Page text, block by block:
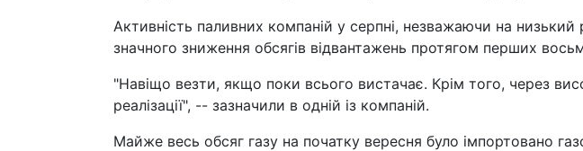
Активність паливних компаній у серпні, незважаючи на низький
значного зниження обсягів відвантажень протягом перших
"Навіщо везти, якщо поки всього вистачає. Крім того, через
реалізації", -- зазначили в одній із компаній.
Майже весь обсяг газу на початку вересня було імпортовано